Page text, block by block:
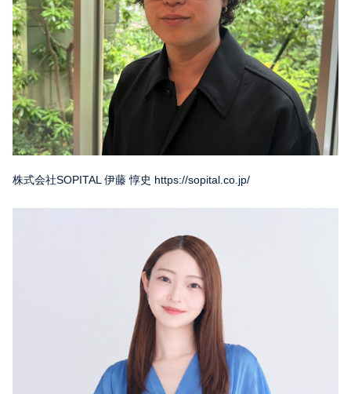
株式会社SOPITAL 伊藤 惇史 https://sopital.co.jp/